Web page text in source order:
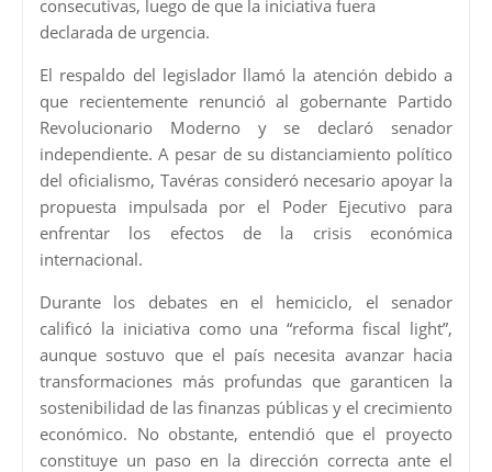
consecutivas, luego de que la iniciativa fuera
declarada de urgencia.
El respaldo del legislador llamó la atención debido a
que recientemente renunció al gobernante Partido
Revolucionario Moderno y se declaró senador
independiente. A pesar de su distanciamiento político
del oficialismo, Tavéras consideró necesario apoyar la
propuesta impulsada por el Poder Ejecutivo para
enfrentar los efectos de la crisis económica
internacional.
Durante los debates en el hemiciclo, el senador
calificó la iniciativa como una “reforma fiscal light”,
aunque sostuvo que el país necesita avanzar hacia
transformaciones más profundas que garanticen la
sostenibilidad de las finanzas públicas y el crecimiento
económico. No obstante, entendió que el proyecto
constituye un paso en la dirección correcta ante el